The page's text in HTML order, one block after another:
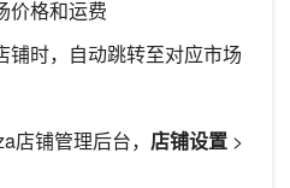
价格和运费
铺时，自动跳转至对应市场
店铺管理后台， 店铺设置 >